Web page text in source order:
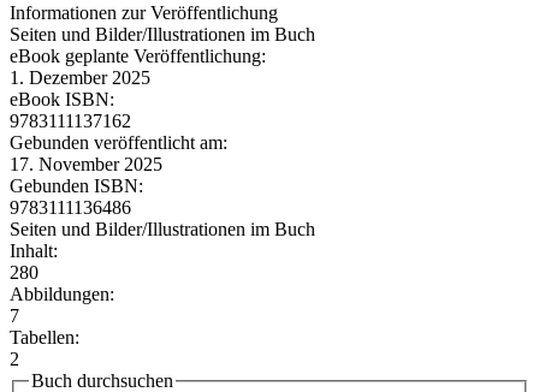
Informationen zur Veröffentlichung
Seiten und Bilder/Illustrationen im Buch
eBook geplante Veröffentlichung:
1. Dezember 2025
eBook ISBN:
9783111137162
Gebunden veröffentlicht am:
17. November 2025
Gebunden ISBN:
9783111136486
Seiten und Bilder/Illustrationen im Buch
Inhalt:
280
Abbildungen:
7
Tabellen:
2
Buch durchsuchen